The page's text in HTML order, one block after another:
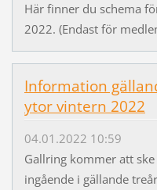
Här finner du schema
2022. (Endast för
Information
ytor vintern 2022
04.01.2022 10:59
Gallring kommer att
ingående i gällande